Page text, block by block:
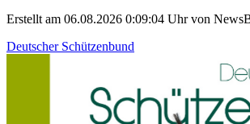
Erstellt am 06.08.2026 0:09:04 Uhr von
Deutscher Schützenbund